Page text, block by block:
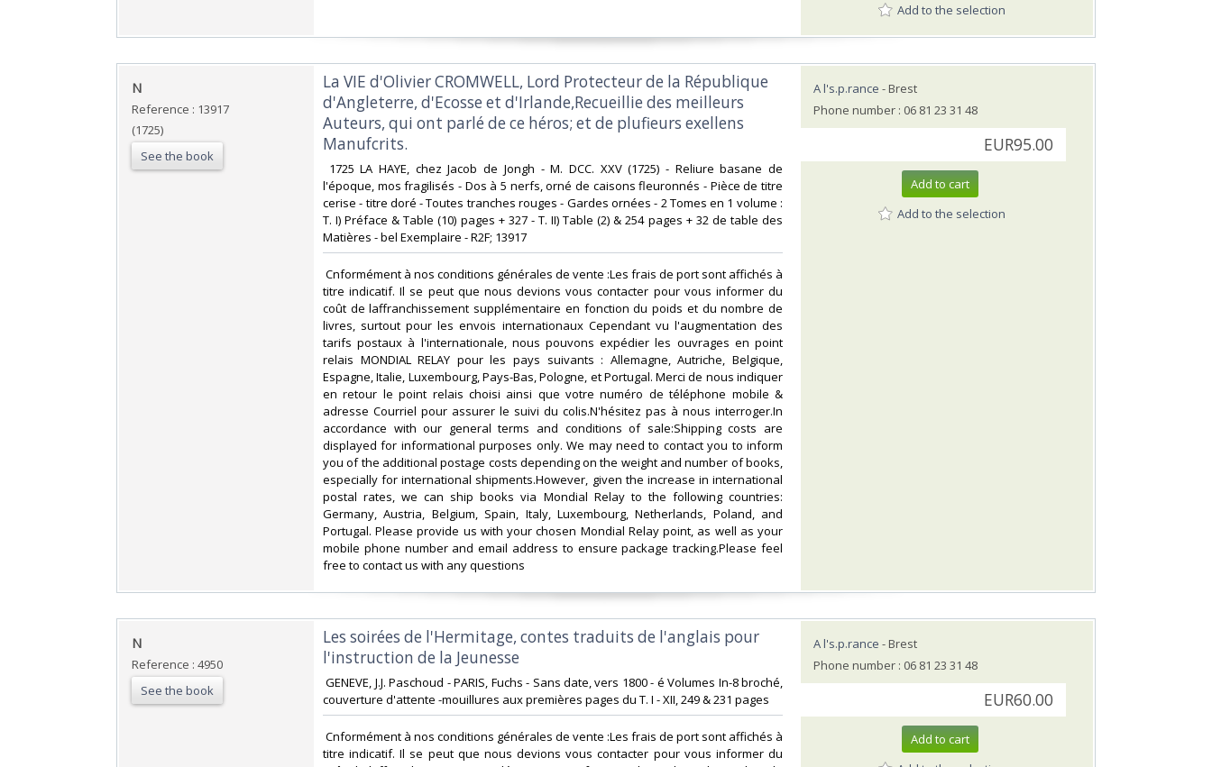
Add to the selection
‎N‎
Reference : 13917
(1725)
See the book
‎La VIE d'Olivier CROMWELL, Lord Protecteur de la République
d'Angleterre, d'Ecosse et d'Irlande,Recueillie des meilleurs
Auteurs, qui ont parlé de ce héros; et de plufieurs exellens
Manufcrits.‎
‎ 1725 LA HAYE, chez Jacob de Jongh - M. DCC. XXV (1725) - Reliure basane de
l'époque, mos fragilisés - Dos à 5 nerfs, orné de caisons fleuronnés - Pièce de titre
cerise - titre doré - Toutes tranches rouges - Gardes ornées - 2 Tomes en 1 volume :
T. I) Préface & Table (10) pages + 327 - T. II) Table (2) & 254 pages + 32 de table des
Matières - bel Exemplaire - R2F; 13917‎
‎ Cnformément à nos conditions générales de vente :Les frais de port sont affichés à
titre indicatif. Il se peut que nous devions vous contacter pour vous informer du
coût de laffranchissement supplémentaire en fonction du poids et du nombre de
livres, surtout pour les envois internationaux Cependant vu l'augmentation des
tarifs postaux à l'internationale, nous pouvons expédier les ouvrages en point
relais MONDIAL RELAY pour les pays suivants : Allemagne, Autriche, Belgique,
Espagne, Italie, Luxembourg, Pays-Bas, Pologne, et Portugal. Merci de nous indiquer
en retour le point relais choisi ainsi que votre numéro de téléphone mobile &
adresse Courriel pour assurer le suivi du colis.N'hésitez pas à nous interroger.In
accordance with our general terms and conditions of sale:Shipping costs are
displayed for informational purposes only. We may need to contact you to inform
you of the additional postage costs depending on the weight and number of books,
especially for international shipments.However, given the increase in international
postal rates, we can ship books via Mondial Relay to the following countries:
Germany, Austria, Belgium, Spain, Italy, Luxembourg, Netherlands, Poland, and
Portugal. Please provide us with your chosen Mondial Relay point, as well as your
mobile phone number and email address to ensure package tracking.Please feel
free to contact us with any questions‎
A l's.p.rance - Brest
Phone number : 06 81 23 31 48
EUR95.00
Add to cart
Add to the selection
‎N‎
Reference : 4950
See the book
‎Les soirées de l'Hermitage, contes traduits de l'anglais pour
l'instruction de la Jeunesse‎
‎ GENEVE, J.J. Paschoud - PARIS, Fuchs - Sans date, vers 1800 - é Volumes In-8 broché,
couverture d'attente -mouillures aux premières pages du T. I - XII, 249 & 231 pages ‎
‎ Cnformément à nos conditions générales de vente :Les frais de port sont affichés à
titre indicatif. Il se peut que nous devions vous contacter pour vous informer du
A l's.p.rance - Brest
Phone number : 06 81 23 31 48
EUR60.00
Add to cart